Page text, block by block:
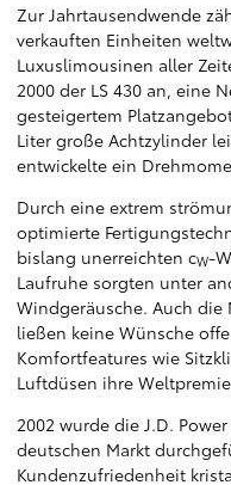
Zur Jahrtausendwende
verkauften Einheiten
Luxuslimousinen aller
2000 der LS 430 an, eine
gesteigertem
Liter große Achtzylinder
entwickelte ein
Durch eine extrem
optimierte
bislang unerreichten cW-
Laufruhe sorgten unter
Windgeräusche. Auch
ließen keine Wünsche
Komfortfeatures wie
Luftdüsen ihre
2002 wurde die J.D.
deutschen Markt
Kundenzufriedenheit